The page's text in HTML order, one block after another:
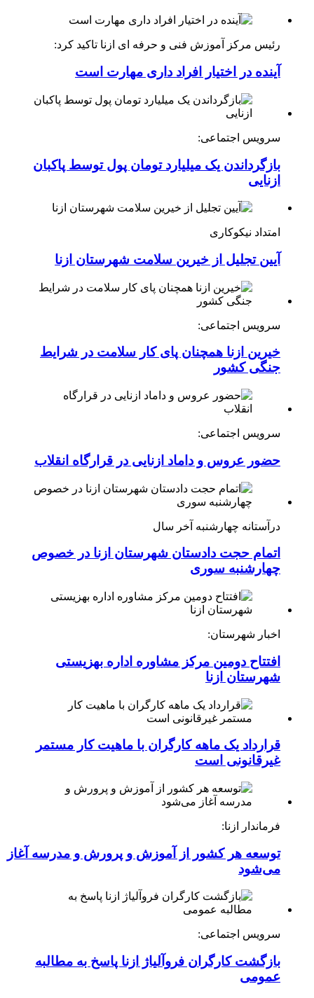
رئیس مرکز آموزش فنی و حرفه ای ازنا تاکید کرد:
آینده در اختیار افراد داری مهارت است
سرویس اجتماعی:
بازگرداندن یک میلیارد تومان پول توسط پاکبان
ازنایی
امتداد نیکوکاری
آیین تجلیل از خیرین سلامت شهرستان ازنا
سرویس اجتماعی:
خیرین ازنا همچنان پای کار سلامت در شرایط
جنگی کشور
سرویس اجتماعی:
حضور عروس و داماد ازنایی در قرارگاه انقلاب
درآستانه چهارشنبه آخر سال
اتمام حجت دادستان شهرستان ازنا در خصوص
چهارشنبه ‌سوری
اخبار شهرستان:
افتتاح دومین مرکز مشاوره اداره بهزیستی
شهرستان ازنا
قرارداد یک ماهه کارگران با ماهیت کار مستمر
غیرقانونی است
فرماندار ازنا:
توسعه هر کشور از آموزش و پرورش و مدرسه آغاز
می‌شود
سرویس اجتماعی:
بازگشت کارگران فروآلیاژ ازنا پاسخ به مطالبه
عمومی